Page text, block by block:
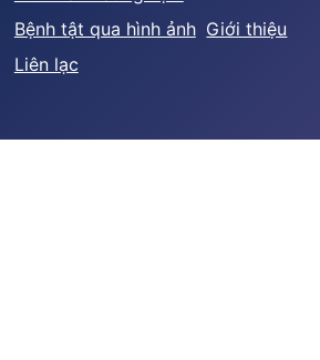
Bệnh tật qua hình ảnh Giới thiệu
Liên lạc